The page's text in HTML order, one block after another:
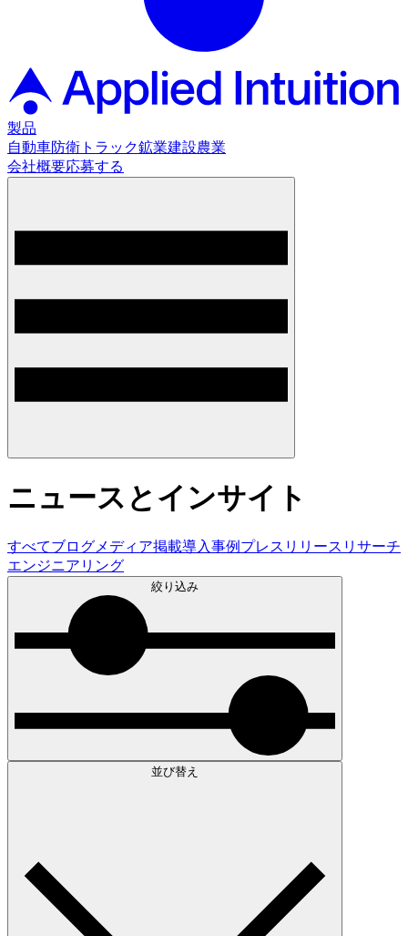
製品
自動車防衛 トラック鉱業建設農業
会社概要応募する
ニュースとインサイト
すべてブログ メディア掲載導入事例 プレスリリース リサーチ
エンジニアリング
絞り込み
並び替え